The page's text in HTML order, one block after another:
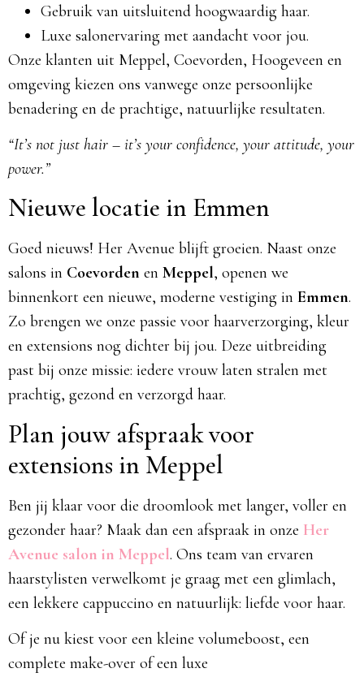
Gebruik van uitsluitend hoogwaardig haar.
Luxe salonervaring met aandacht voor jou.
Onze klanten uit Meppel, Coevorden, Hoogeveen en
omgeving kiezen ons vanwege onze persoonlijke
benadering en de prachtige, natuurlijke resultaten.
“It’s not just hair – it’s your confidence, your attitude, your
power.”
Nieuwe locatie in Emmen
Goed nieuws! Her Avenue blijft groeien. Naast onze
salons in Coevorden en Meppel, openen we
binnenkort een nieuwe, moderne vestiging in Emmen.
Zo brengen we onze passie voor haarverzorging, kleur
en extensions nog dichter bij jou. Deze uitbreiding
past bij onze missie: iedere vrouw laten stralen met
prachtig, gezond en verzorgd haar.
Plan jouw afspraak voor
extensions in Meppel
Ben jij klaar voor die droomlook met langer, voller en
gezonder haar? Maak dan een afspraak in onze Her
Avenue salon in Meppel. Ons team van ervaren
haarstylisten verwelkomt je graag met een glimlach,
een lekkere cappuccino en natuurlijk: liefde voor haar.
Of je nu kiest voor een kleine volumeboost, een
complete make-over of een luxe